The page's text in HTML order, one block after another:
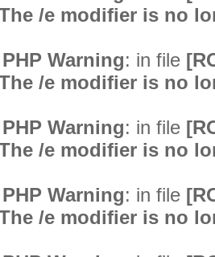
/e modifier is no
Warning: in file
/e modifier is no
Warning: in file
/e modifier is no
Warning: in file
/e modifier is no